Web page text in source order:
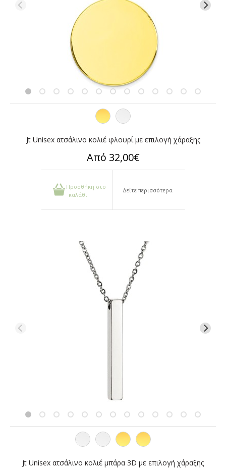
Jt Unisex ατσάλινο κολιέ φλουρί με επιλογή χάραξης
Από 32,00€
Προσθήκη στο
καλάθι
Δείτε περισσότερα
Jt Unisex ατσάλινο κολιέ μπάρα 3D με επιλογή χάραξης